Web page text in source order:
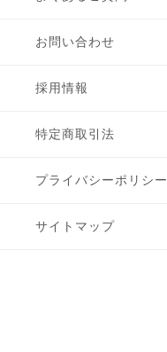
お問い合わせ
採用情報
特定商取引法
プライバシーポリシー
サイトマップ